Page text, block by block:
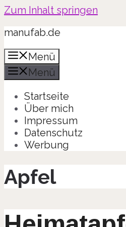
Zum Inhalt springen
manufab.de
Menü
Menü
Startseite
Über mich
Impressum
Datenschutz
Werbung
Apfel